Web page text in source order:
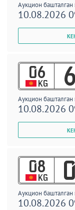
Аукцион башталган
10.08.2026
06
KG
Аукцион башталган
10.08.2026
08
KG
Аукцион башталган
10.08.2026